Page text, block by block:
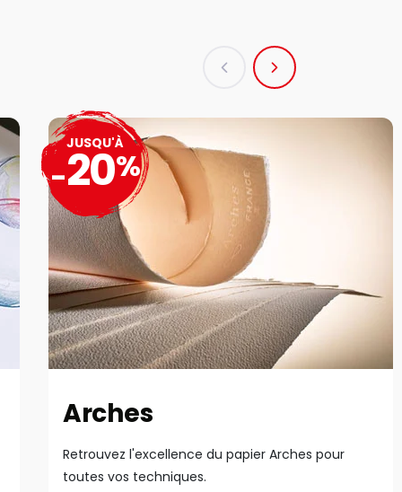
Arches
Retrouvez l'excellence du papier Arches pour
toutes vos techniques.
JUSQU'À
-20%